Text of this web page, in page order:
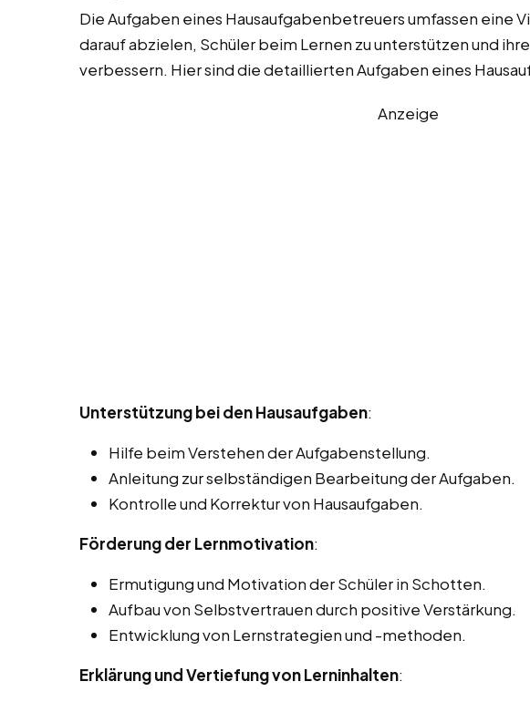
Die Aufgaben eines Hausaufgabenbetreuers umfassen eine
darauf abzielen, Schüler beim Lernen zu unterstützen und
verbessern. Hier sind die detaillierten Aufgaben eines
Anzeige
Unterstützung bei den Hausaufgaben:
Hilfe beim Verstehen der Aufgabenstellung.
Anleitung zur selbständigen Bearbeitung der Aufgaben.
Kontrolle und Korrektur von Hausaufgaben.
Förderung der Lernmotivation:
Ermutigung und Motivation der Schüler in Schotten.
Aufbau von Selbstvertrauen durch positive Verstärkung.
Entwicklung von Lernstrategien und -methoden.
Erklärung und Vertiefung von Lerninhalten: